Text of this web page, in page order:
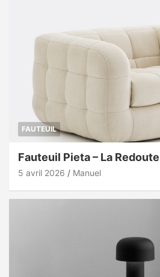
FAUTEUIL
Fauteuil Pieta – La
5 avril 2026 Manuel